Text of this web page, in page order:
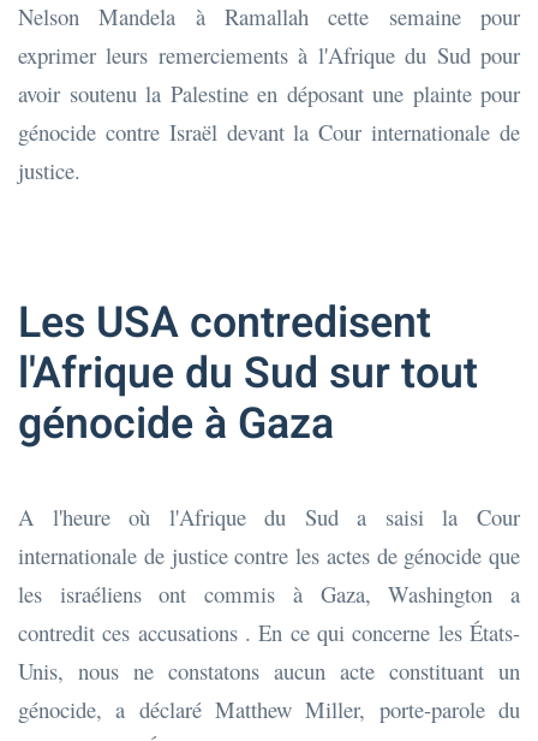
Nelson Mandela à Ramallah cette semaine pour
exprimer leurs remerciements à l'Afrique du Sud pour
avoir soutenu la Palestine en déposant une plainte pour
génocide contre Israël devant la Cour internationale de
justice.
Les USA contredisent
l'Afrique du Sud sur tout
génocide à Gaza
A l'heure où l'Afrique du Sud a saisi la Cour
internationale de justice contre les actes de génocide que
les israéliens ont commis à Gaza, Washington a
contredit ces accusations . En ce qui concerne les États-
Unis, nous ne constatons aucun acte constituant un
génocide, a déclaré Matthew Miller, porte-parole du